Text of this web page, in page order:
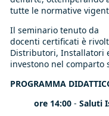
tutte le normative
Il seminario tenuto da
docenti certificati è
Distributori, Installatori
investono nel comparto
PROGRAMMA
ore 14:00 - Saluti